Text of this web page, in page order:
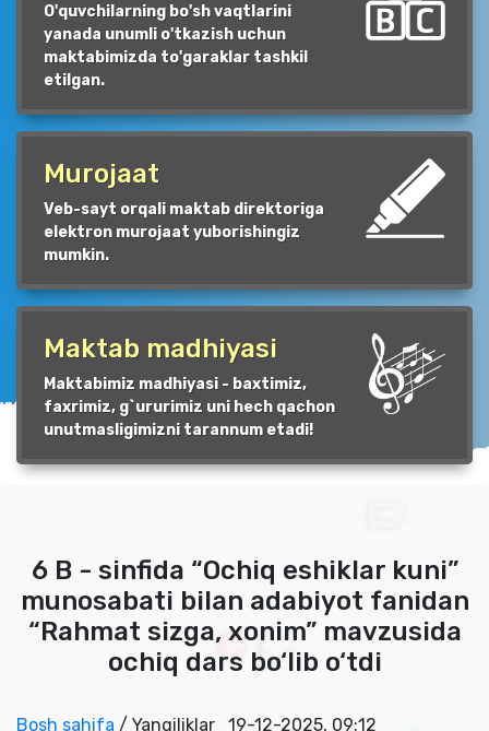
O'quvchilarning bo'sh vaqtlarini
yanada unumli o'tkazish uchun
maktabimizda to'garaklar tashkil
etilgan.
Murojaat
Veb-sayt orqali maktab direktoriga
elektron murojaat yuborishingiz
mumkin.
Maktab madhiyasi
Maktabimiz madhiyasi - baxtimiz,
faxrimiz, g`ururimiz uni hech qachon
unutmasligimizni tarannum etadi!
6 B - sinfida “Ochiq eshiklar kuni”
munosabati bilan adabiyot fanidan
“Rahmat sizga, xonim” mavzusida
ochiq dars bo‘lib o‘tdi
Bosh sahifa / Yangiliklar 19-12-2025, 09:12